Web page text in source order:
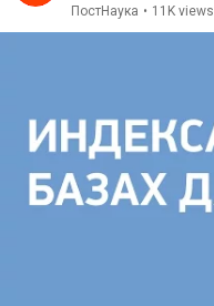
ПостНаука • 11K views